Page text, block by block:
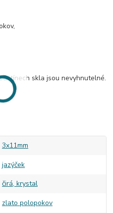
skla jsou nevyhnutelné.
3x11mm
jazýček
čirá, krystal
zlato polopokov